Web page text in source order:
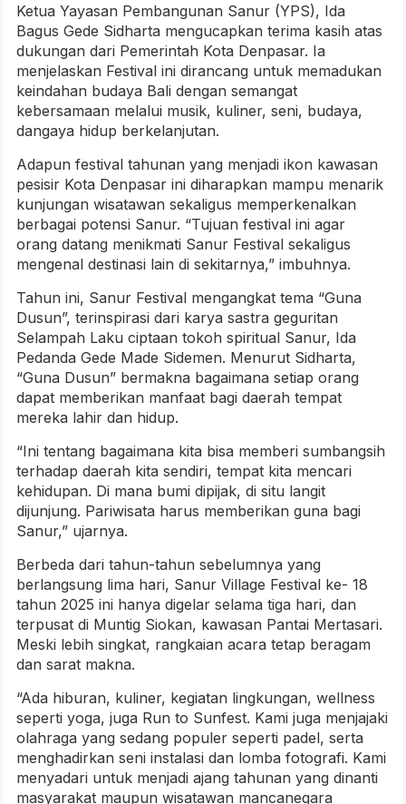
Ketua Yayasan Pembangunan Sanur (YPS), Ida
Bagus Gede Sidharta mengucapkan terima kasih atas
dukungan dari Pemerintah Kota Denpasar. Ia
menjelaskan Festival ini dirancang untuk memadukan
keindahan budaya Bali dengan semangat
kebersamaan melalui musik, kuliner, seni, budaya,
dangaya hidup berkelanjutan.
Adapun festival tahunan yang menjadi ikon kawasan
pesisir Kota Denpasar ini diharapkan mampu menarik
kunjungan wisatawan sekaligus memperkenalkan
berbagai potensi Sanur. “Tujuan festival ini agar
orang datang menikmati Sanur Festival sekaligus
mengenal destinasi lain di sekitarnya,” imbuhnya.
Tahun ini, Sanur Festival mengangkat tema “Guna
Dusun”, terinspirasi dari karya sastra geguritan
Selampah Laku ciptaan tokoh spiritual Sanur, Ida
Pedanda Gede Made Sidemen. Menurut Sidharta,
“Guna Dusun” bermakna bagaimana setiap orang
dapat memberikan manfaat bagi daerah tempat
mereka lahir dan hidup.
“Ini tentang bagaimana kita bisa memberi sumbangsih
terhadap daerah kita sendiri, tempat kita mencari
kehidupan. Di mana bumi dipijak, di situ langit
dijunjung. Pariwisata harus memberikan guna bagi
Sanur,” ujarnya.
Berbeda dari tahun-tahun sebelumnya yang
berlangsung lima hari, Sanur Village Festival ke- 18
tahun 2025 ini hanya digelar selama tiga hari, dan
terpusat di Muntig Siokan, kawasan Pantai Mertasari.
Meski lebih singkat, rangkaian acara tetap beragam
dan sarat makna.
“Ada hiburan, kuliner, kegiatan lingkungan, wellness
seperti yoga, juga Run to Sunfest. Kami juga menjajaki
olahraga yang sedang populer seperti padel, serta
menghadirkan seni instalasi dan lomba fotografi. Kami
menyadari untuk menjadi ajang tahunan yang dinanti
masyarakat maupun wisatawan mancanegara